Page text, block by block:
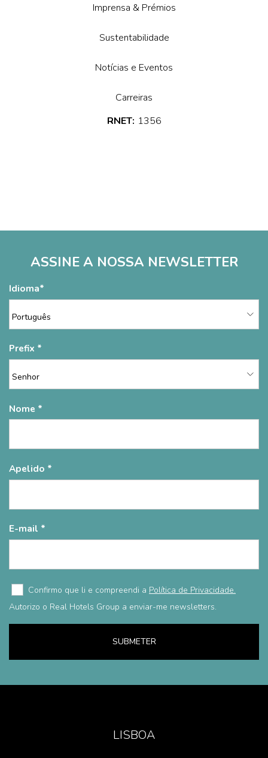
Imprensa & Prémios
Sustentabilidade
Notícias e Eventos
Carreiras
RNET: 1356
ASSINE A NOSSA NEWSLETTER
Idioma
Prefix
Nome
Apelido
E-mail
Confirmo que li e compreendi a Política de Privacidade.
Autorizo o Real Hotels Group a enviar-me newsletters.
SUBMETER
LISBOA